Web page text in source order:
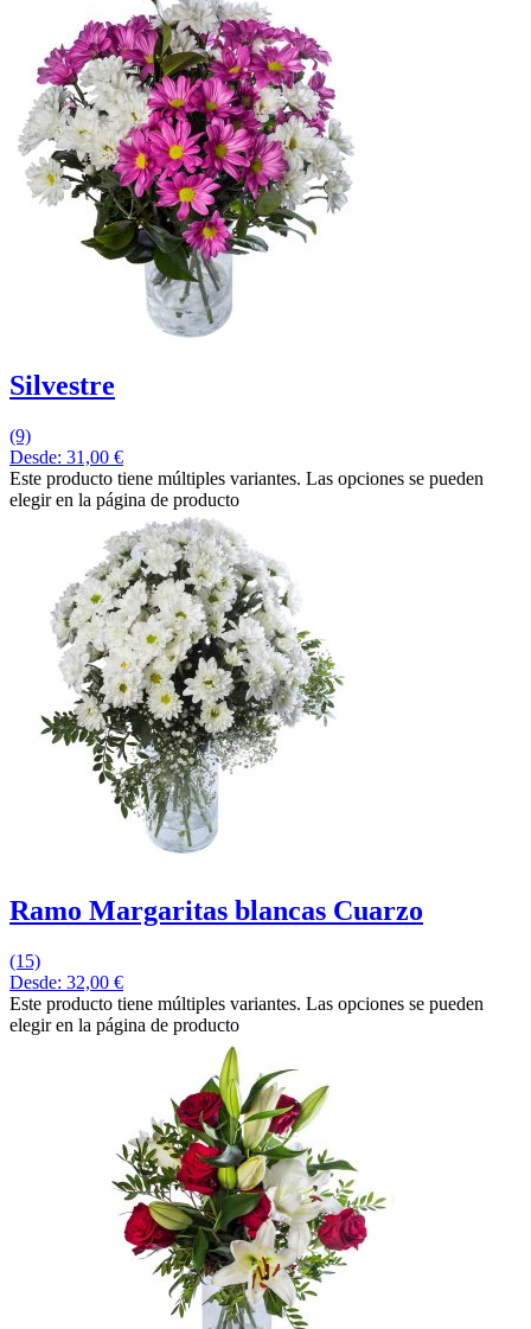
Silvestre
(9)
Desde: 31,00 €
Este producto tiene múltiples variantes. Las opciones se pueden
elegir en la página de producto
Ramo Margaritas blancas Cuarzo
(15)
Desde: 32,00 €
Este producto tiene múltiples variantes. Las opciones se pueden
elegir en la página de producto